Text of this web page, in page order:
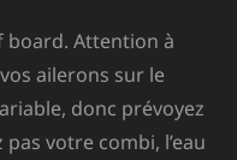
board. Attention à
ailerons sur le
donc prévoyez
pas votre combi, l’eau